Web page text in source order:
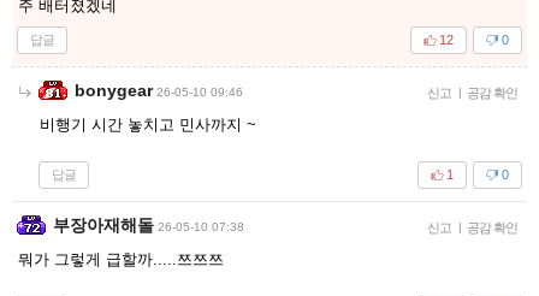
주 배터졌겠네
답글 0
12
bonygear 26-05-10 09:46 신고 | 공감 확인
비행기 시간 놓치고 민사까지 ~
답글 0
1
부장아재해돌 26-05-10 07:38 신고 | 공감 확인
뭐가 그렇게 급할까.....쯔쯔쯔